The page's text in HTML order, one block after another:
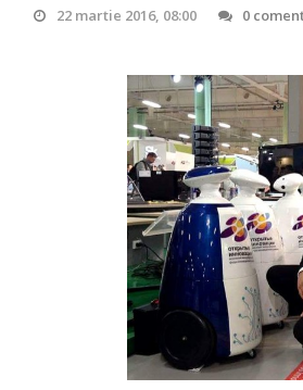
22 martie 2016, 08:00 0